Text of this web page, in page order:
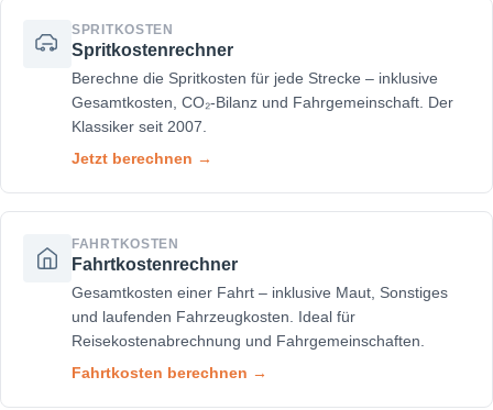
SPRITKOSTEN
Spritkostenrechner
Berechne die Spritkosten für jede Strecke – inklusive
Gesamtkosten, CO₂-Bilanz und Fahrgemeinschaft. Der
Klassiker seit 2007.
Jetzt berechnen →
FAHRTKOSTEN
Fahrtkostenrechner
Gesamtkosten einer Fahrt – inklusive Maut, Sonstiges
und laufenden Fahrzeugkosten. Ideal für
Reisekostenabrechnung und Fahrgemeinschaften.
Fahrtkosten berechnen →